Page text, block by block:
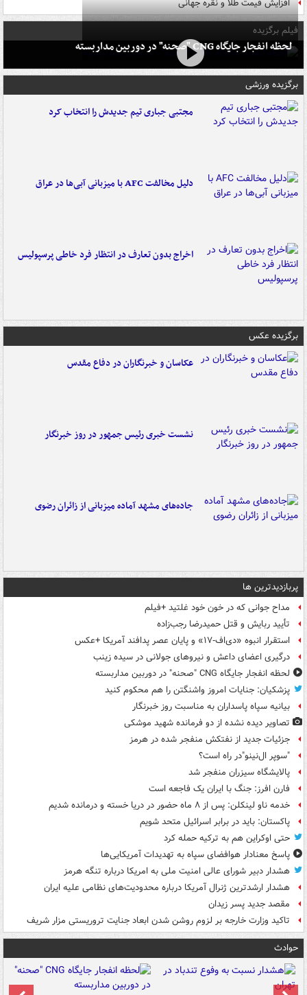
افزایش قیمت طلا و نقره جهانی
فیلم برگزیده
لحظه انفجار جایگاه CNG "صحنه" در دوربین مداربسته
برگزیده ورزشی
مجتبی جباری تیم جدیدش را انتخاب کرد
دلیل مخالفت AFC با میزبانی آبی‌ها در عراق
اخراج بدون تعارف در انتظار فرد خاطی پرسپولیس
برگزیده عکس
عکاسان و خبرنگاران در دفاع مقدس
نشست خبری رئیس جمهور در روز خبرنگار
جاده‌های مشهد آماده میزبانی از زائران رضوی
پربازدیدترین ها
مداح جوانی که در خون خود غلتید +فیلم
تأیید ربایش و قتل حمیدرضا رجب‌زاده
استقرار انبوه «دی‌اف‑۱۷» و پایان عصر پدافند آمریکا +عکس
درگیری اعضای داعش و نیروهای جولانی در سیده زینب
لحظه انفجار جایگاه CNG "صحنه" در دوربین مداربسته
پزشکیان: جنایات امروز واشنگتن را هم محکوم کنید
بیانیه سپاه پاسداران به مناسبت روز خبرنگار
تصاویر دیده‌ نشده از دو فرمانده شهید موشکی
جزئیات جدید از نفتکش منفجر شده در هرمز
"سوپر ال‌نینو"در راه است؟
پالایشگاه سیزران منفجر شد
فارن افرز: جنگ با ایران یک فاجعه است
خدمه ناو لینکلن: پس از ۸ ماه حضور در دریا خسته و درمانده‌ شدیم
پاکستان: باید در برابر اسرائیل متحد شویم
حتی اوکراین هم به ترکیه حمله کرد
پاسخ معنادار هوافضای سپاه به تهدیدات آمریکایی‌ها
هشدار دبیر شورای عالی امنیت ملی به امریکا درباره تنگه هرمز
هشدار ارشدترین ژنرال آمریکا درباره محدودیت‌های نظامی علیه ایران
مقصد جدید پسر زیدان
تاکید وزارت خارجه بر لزوم روشن شدن ابعاد جنایت تروریستی مزار شریف
حوادث